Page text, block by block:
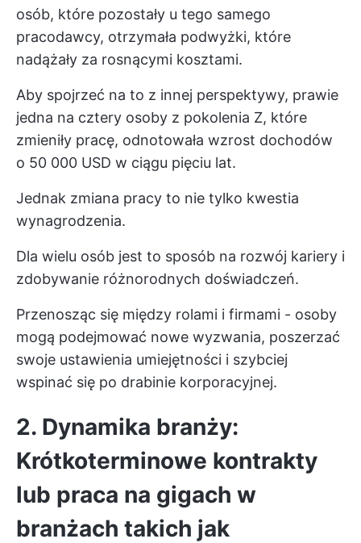
osób, które pozostały u tego samego
pracodawcy, otrzymała podwyżki, które
nadążały za rosnącymi kosztami.
Aby spojrzeć na to z innej perspektywy, prawie
jedna na cztery osoby z pokolenia Z, które
zmieniły pracę, odnotowała wzrost dochodów
o 50 000 USD w ciągu pięciu lat.
Jednak zmiana pracy to nie tylko kwestia
wynagrodzenia.
Dla wielu osób jest to sposób na rozwój kariery i
zdobywanie różnorodnych doświadczeń.
Przenosząc się między rolami i firmami - osoby
mogą podejmować nowe wyzwania, poszerzać
swoje ustawienia umiejętności i szybciej
wspinać się po drabinie korporacyjnej.
2. Dynamika branży:
Krótkoterminowe kontrakty
lub praca na gigach w
branżach takich jak